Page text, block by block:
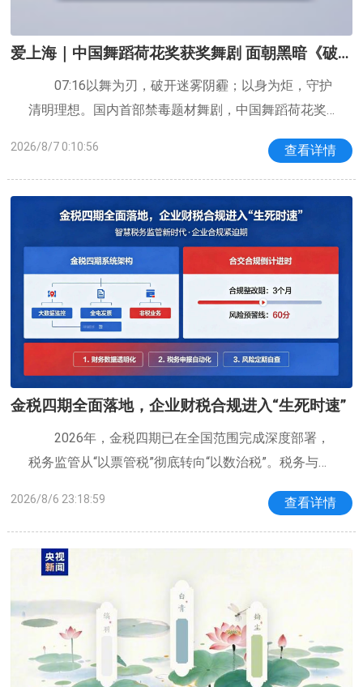
爱上海｜中国舞蹈荷花奖获奖舞剧 面朝黑暗《破
冰》而来07:16以舞为刃，破开迷雾阴霾；以身为炬，守护
清明理想。国内首部禁毒题材舞剧，中国舞蹈荷花奖
毒一线，见证他们用肢体书写的信仰与温度。舞剧
《破冰》改编自电视剧《破冰行动》，取材于
2026/8/7 0:10:56 查看详情
金税四期全面落地，企业财税合规进入“生死时速”
2026年，金税四期已在全国范围完成深度部署，
税务监管从“以票管税”彻底转向“以数治税”。税务与工
门涉税数据实现实时共享，对企业经营数据进行全方
位、穿透式监控。税务机关通过跨部
2026/8/6 23:18:59 查看详情